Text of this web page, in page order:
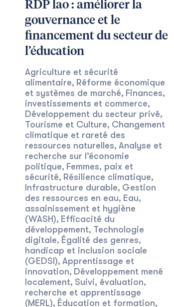
RDP lao : améliorer la
gouvernance et le
financement du secteur de
l’éducation
Agriculture et sécurité
alimentaire, Réforme économique
et systèmes de marché, Finances,
investissements et commerce,
Développement du secteur privé,
Tourisme et Culture, Changement
climatique et rareté des
ressources naturelles, Analyse et
recherche sur l’économie
politique, Femmes, paix et
sécurité, Résilience climatique,
Infrastructure durable, Gestion
des ressources en eau, Eau,
assainissement et hygiène
(WASH), Efficacité du
développement, Technologie
digitale, Égalité des genres,
handicap et inclusion sociale
(GEDSI), Apprentissage et
innovation, Développement mené
localement, Suivi, évaluation,
recherche et apprentissage
(MERL), Éducation et formation,